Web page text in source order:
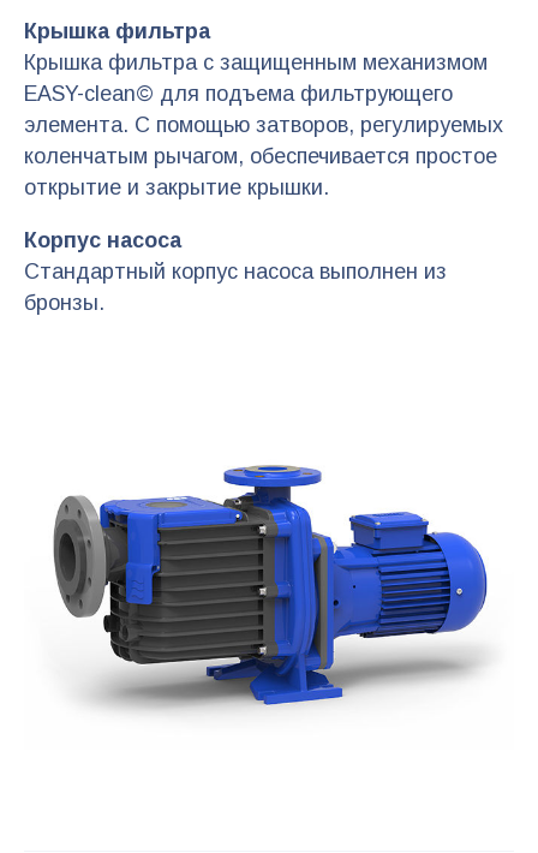
Крышка фильтра
Крышка фильтра с защищенным механизмом
EASY-clean© для подъема фильтрующего
элемента. С помощью затворов, регулируемых
коленчатым рычагом, обеспечивается простое
открытие и закрытие крышки.
Корпус насоса
Стандартный корпус насоса выполнен из
бронзы.